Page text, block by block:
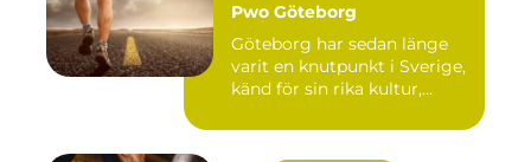
Pwo Göteborg
Göteborg har sedan länge
varit en knutpunkt i Sverige,
känd för sin rika kultur,...